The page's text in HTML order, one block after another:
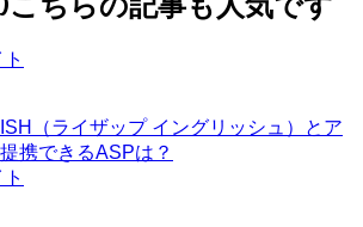
（ライザップ イングリッシュ）とア
携できるASPは？